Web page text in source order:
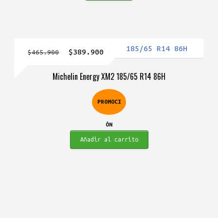
Michelin Energy XM2 185/65 R14 86H
PROMOCI
ÓN
$465.900
El
original
$465.900.
$389.900
actual
es:
$389.900.
Añadir al carrito